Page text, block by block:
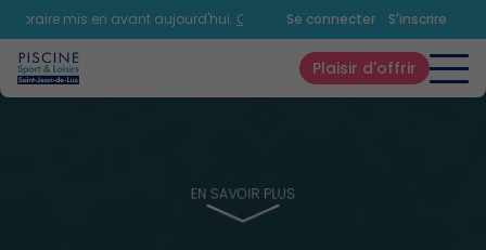
mis en avant aujourd'hui.Consultez la page horaires.
Se connecter S'inscrire
Plaisir d'offrir
EN SAVOIR PLUS